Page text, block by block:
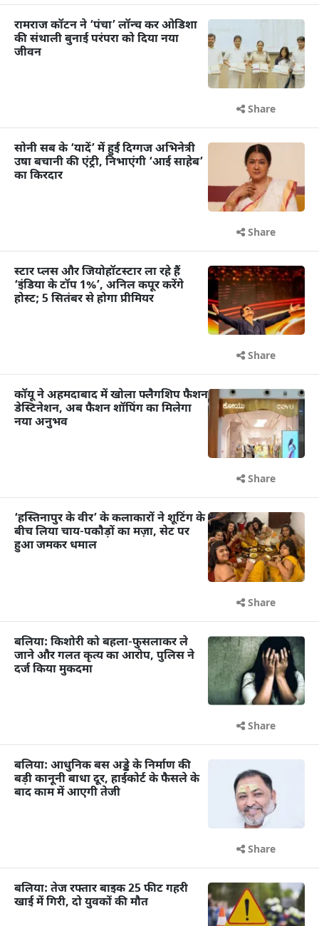
रामराज कॉटन ने ‘पंचा’ लॉन्च कर ओडिशा
की संथाली बुनाई परंपरा को दिया नया
जीवन
Share
सोनी सब के ‘यादें’ में हुईं दिग्गज अभिनेत्री
उषा बचानी की एंट्री, निभाएंगी ‘आई साहेब’
का किरदार
Share
स्टार प्लस और जियोहॉटस्टार ला रहे हैं
‘इंडिया के टॉप 1%’, अनिल कपूर करेंगे
होस्ट; 5 सितंबर से होगा प्रीमियर
Share
कॉयू ने अहमदाबाद में खोला फ्लैगशिप फैशन
डेस्टिनेशन, अब फैशन शॉपिंग का मिलेगा
नया अनुभव
Share
‘हस्तिनापुर के वीर’ के कलाकारों ने शूटिंग के
बीच लिया चाय-पकौड़ों का मज़ा, सेट पर
हुआ जमकर धमाल
Share
बलिया: किशोरी को बहला-फुसलाकर ले
जाने और गलत कृत्य का आरोप, पुलिस ने
दर्ज किया मुकदमा
Share
बलिया: आधुनिक बस अड्डे के निर्माण की
बड़ी कानूनी बाधा दूर, हाईकोर्ट के फैसले के
बाद काम में आएगी तेजी
Share
बलिया: तेज रफ्तार बाइक 25 फीट गहरी
खाई में गिरी, दो युवकों की मौत